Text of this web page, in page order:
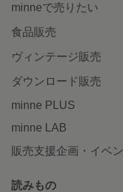
minneで売りたい
食品販売
ヴィンテージ販売
ダウンロード販売
minne PLUS
minne LAB
販売支援企画・イベ
読みもの